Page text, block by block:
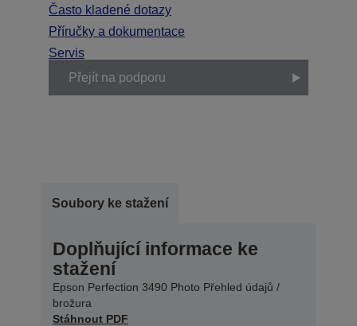
Často kladené dotazy
Příručky a dokumentace
Servis
Přejít na podporu
Soubory ke stažení
Doplňující informace ke
stažení
Epson Perfection 3490 Photo Přehled údajů /
brožura
Stáhnout PDF